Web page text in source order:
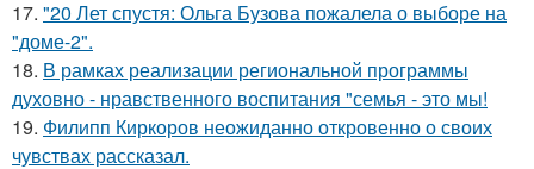
17. "20 Лет спустя: Ольга Бузова пожалела о выборе на
"доме-2".
18. В рамках реализации региональной программы
духовно - нравственного воспитания "семья - это мы!
19. Филипп Киркоров неожиданно откровенно о своих
чувствах рассказал.